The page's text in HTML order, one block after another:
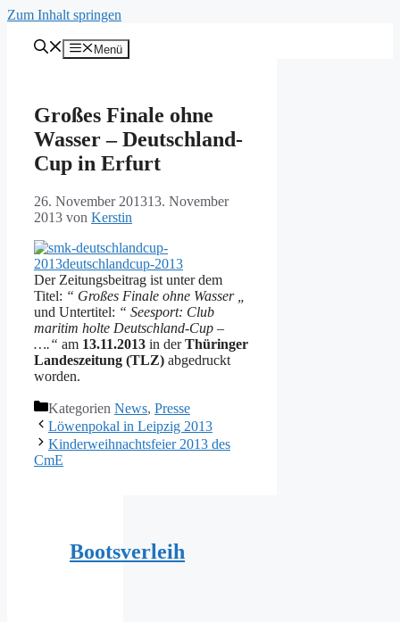
Zum Inhalt springen
Menü
Großes Finale ohne
Wasser – Deutschland-
Cup in Erfurt
26. November 201313. November
2013 von Kerstin
Der Zeitungsbeitrag ist unter dem
Titel: “ Großes Finale ohne Wasser „
und Untertitel: “ Seesport: Club
maritim holte Deutschland-Cup –
….“ am 13.11.2013 in derThüringer
Landeszeitung (TLZ) abgedruckt
worden.
Kategorien News, Presse
Löwenpokal in Leipzig 2013
Kinderweihnachtsfeier 2013 des
CmE
Bootsverleih